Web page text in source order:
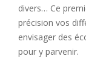
divers… Ce
précision vos
envisager des
pour y parvenir.